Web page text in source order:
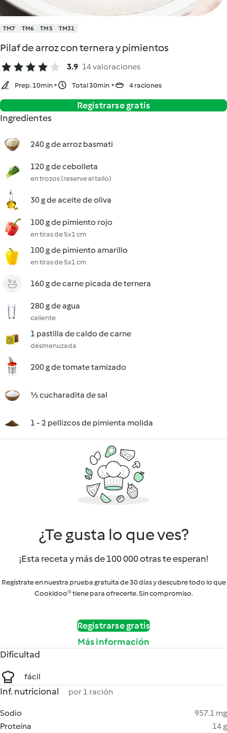
TM7 TM6 TM5 TM31
Pilaf de arroz con ternera y pimientos
3.9 14 valoraciones
Prep. 10min Total 30min 4 raciones
Registrarse gratis
Ingredientes
240 g de arroz basmati
120 g de cebolleta
en trozos (reserve el tallo)
30 g de aceite de oliva
100 g de pimiento rojo
en tiras de 5x1 cm
100 g de pimiento amarillo
en tiras de 5x1 cm
160 g de carne picada de ternera
280 g de agua
caliente
1 pastilla de caldo de carne
desmenuzada
200 g de tomate tamizado
½ cucharadita de sal
1 - 2 pellizcos de pimienta molida
¿Te gusta lo que ves?
¡Esta receta y más de 100 000 otras te esperan!
Regístrate en nuestra prueba gratuita de 30 días y descubre todo lo que
Cookidoo® tiene para ofrecerte. Sin compromiso.
Registrarse gratis
Más información
Dificultad
fácil
Inf. nutricional por 1 ración
Sodio
957.1 mg
Proteína
14 g